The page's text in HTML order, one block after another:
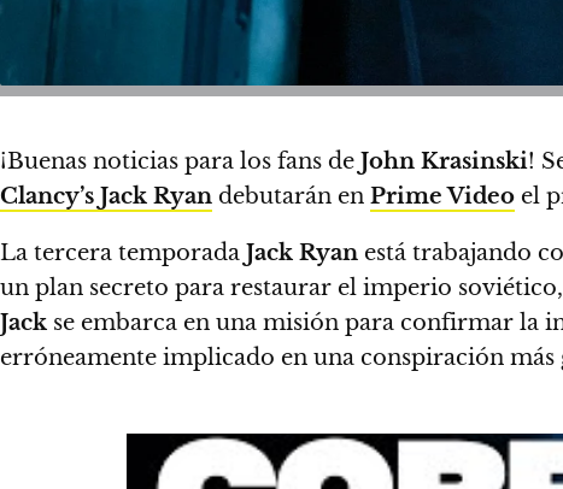
¡Buenas noticias para los fans de John Krasinski!
Clancy’s Jack Ryan debutarán en Prime Video el
La tercera temporada Jack Ryan está trabajando
un plan secreto para restaurar el imperio
Jack se embarca en una misión para confirmar la
erróneamente implicado en una conspiración más